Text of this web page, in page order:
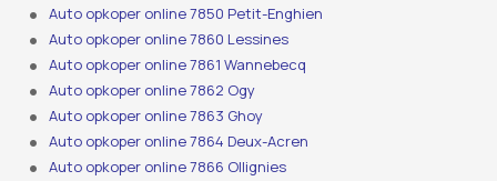
Auto opkoper online 7850 Petit-Enghien
Auto opkoper online 7860 Lessines
Auto opkoper online 7861 Wannebecq
Auto opkoper online 7862 Ogy
Auto opkoper online 7863 Ghoy
Auto opkoper online 7864 Deux-Acren
Auto opkoper online 7866 Ollignies